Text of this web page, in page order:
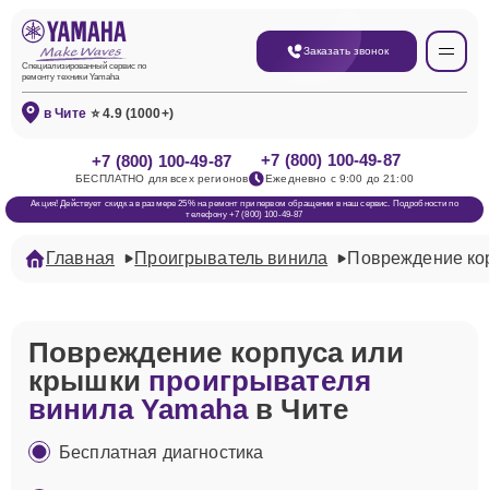
Специализированный сервис по
ремонту техники Yamaha
Заказать звонок
в Чите ⭐ 4.9 (1000+)
+7 (800) 100-49-87
БЕСПЛАТНО для всех регионов
+7 (800) 100-49-87
Ежедневно с 9:00 до 21:00
Акция! Действует скидка в размере 25% на ремонт при первом обращении в наш сервис. Подробности по
телефону +7 (800) 100-49-87
Главная Проигрыватель винила Повреждение
Повреждение корпуса или
крышки проигрывателя
винила Yamahaв Чите
Бесплатная диагностика